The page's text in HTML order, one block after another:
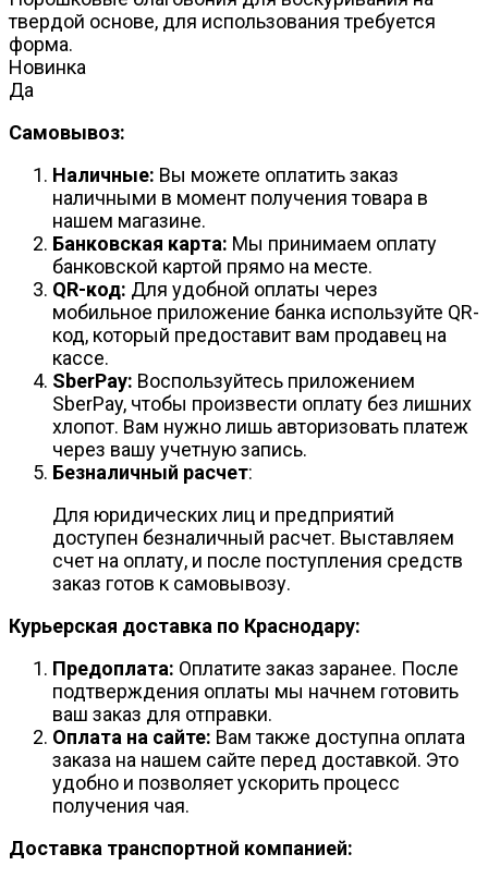
твердой основе, для использования требуется
форма.
Новинка
Да
Самовывоз:
Наличные: Вы можете оплатить заказ
наличными в момент получения товара в
нашем магазине.
Банковская карта: Мы принимаем оплату
банковской картой прямо на месте.
QR-код: Для удобной оплаты через
мобильное приложение банка используйте QR-
код, который предоставит вам продавец на
кассе.
SberPay: Воспользуйтесь приложением
SberPay, чтобы произвести оплату без лишних
хлопот. Вам нужно лишь авторизовать платеж
через вашу учетную запись.
Безналичный расчет:
Для юридических лиц и предприятий
доступен безналичный расчет. Выставляем
счет на оплату, и после поступления средств
заказ готов к самовывозу.
Курьерская доставка по Краснодару:
Предоплата: Оплатите заказ заранее. После
подтверждения оплаты мы начнем готовить
ваш заказ для отправки.
Оплата на сайте: Вам также доступна оплата
заказа на нашем сайте перед доставкой. Это
удобно и позволяет ускорить процесс
получения чая.
Доставка транспортной компанией: